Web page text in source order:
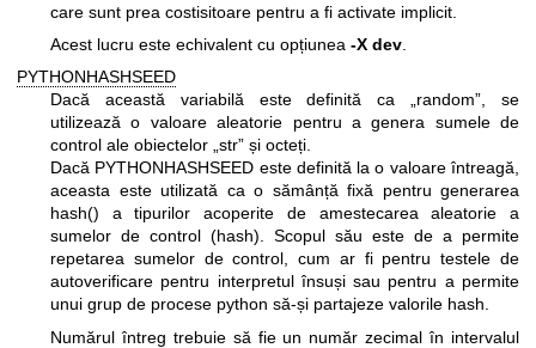
care sunt prea costisitoare pentru a fi activate implicit.
Acest lucru este echivalent cu opțiunea -X dev
PYTHONHASHSEED
Dacă această variabilă este definită ca „random”, se
utilizează o valoare aleatorie pentru a genera sumele de
control ale obiectelor „str” și octeți.
Dacă PYTHONHASHSEED este definită la o valoare întreagă,
aceasta este utilizată ca o sămânță fixă pentru generarea
hash() a tipurilor acoperite de amestecarea aleatorie a
sumelor de control (hash). Scopul său este de a permite
repetarea sumelor de control, cum ar fi pentru testele de
autoverificare pentru interpretul însuși sau pentru a permite
unui grup de procese python să-și partajeze valorile hash.
Numărul întreg trebuie să fie un număr zecimal în intervalul